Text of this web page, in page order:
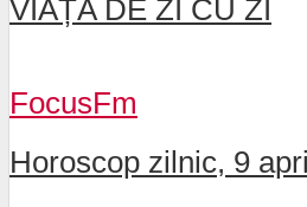
VIAȚA DE ZI CU ZI
FocusFm
Horoscop zilnic, 9